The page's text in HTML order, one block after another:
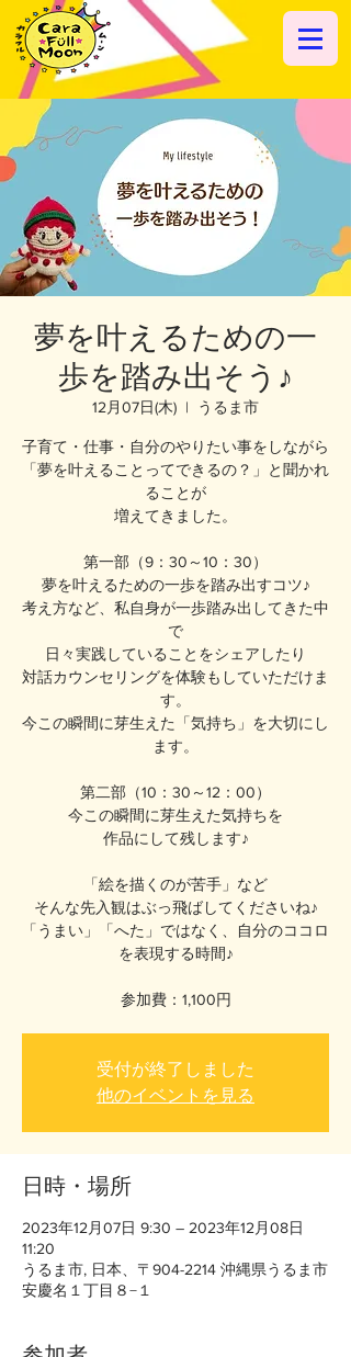
夢を叶えるための一
歩を踏み出そう♪
12月07日(木)
  |
うるま市
子育て・仕事・自分のやりたい事をしながら
「夢を叶えることってできるの？」と聞かれ
ることが
増えてきました。
第一部（9：30～10：30）
夢を叶えるための一歩を踏み出すコツ♪
考え方など、私自身が一歩踏み出してきた中
で
日々実践していることをシェアしたり
対話カウンセリングを体験もしていただけま
す。
今この瞬間に芽生えた「気持ち」を大切にし
ます。
第二部（10：30～12：00）
今この瞬間に芽生えた気持ちを
作品にして残します♪
「絵を描くのが苦手」など
そんな先入観はぶっ飛ばしてくださいね♪
「うまい」「へた」ではなく、自分のココロ
を表現する時間♪
参加費：1,100円
受付が終了しました
他のイベントを見る
日時・場所
2023年12月07日 9:30 – 2023年12月08日
11:20
うるま市, 日本、〒904-2214 沖縄県うるま市
安慶名１丁目８−１